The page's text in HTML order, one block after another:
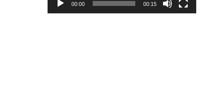
00:00 00:15